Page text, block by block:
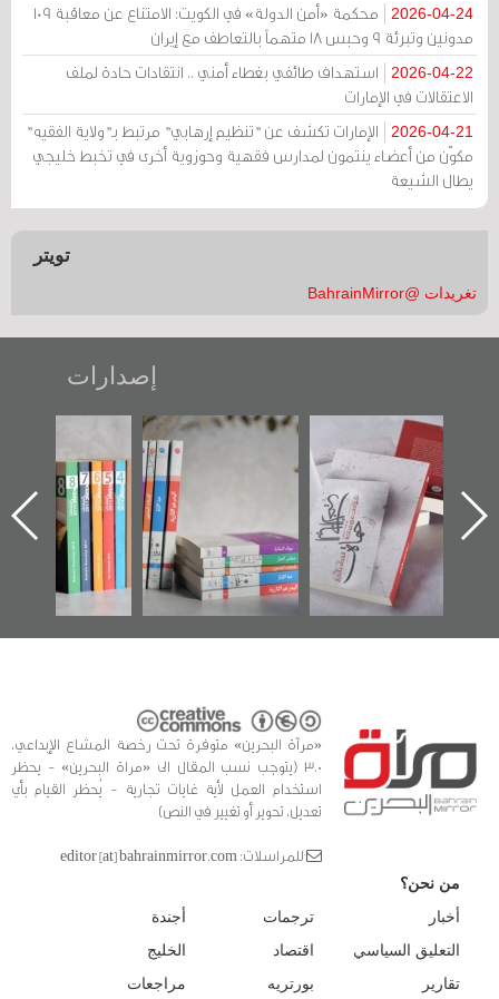
2026-04-24
محكمة «أمن الدولة» في الكويت: الامتناع عن معاقبة 109
مدونين وتبرئة 9 وحبس 18 متهماً بالتعاطف مع إيران
2026-04-22
استهداف طائفي بغطاء أمني .. انتقادات حادة لملف
الاعتقالات في الإمارات
2026-04-21
الإمارات تكشف عن "تنظيم إرهابي" مرتبط بـ"ولاية الفقيه"
مكوّن من أعضاء ينتمون لمدارس فقهية وحوزوية أخرى في تخبط خليجي
يطال الشيعة
تويتر
تغريدات @BahrainMirror
إصدارات
"حماة الباب الأخير":
الإصدار الأول عن
اعتصام الدراز
وأحداث ساحة
الفداء لمركز أوال
للدراسات والتوثيق
تصنيف موضوعي
للوثائق البريطانية
يقدمه «مركز أوال»
في سلسلة من 5
كتب
تصدر حصاد
الساحات 2019
«مرآة البحرين» متوفرة تحت رخصة المشاع الإبداعي،
3.0 (يتوجب نسب المقال الى «مراة البحرين» - يحظر
استخدام العمل لأية غايات تجارية - يُحظر القيام بأي
تعديل، تحوير أو تغيير في النص)
للمراسلات: editor [at] bahrainmirror.com
من نحن؟
أخبار
التعليق السياسي
تقارير
ترجمات
اقتصاد
بورتريه
أجندة
الخليج
مراجعات